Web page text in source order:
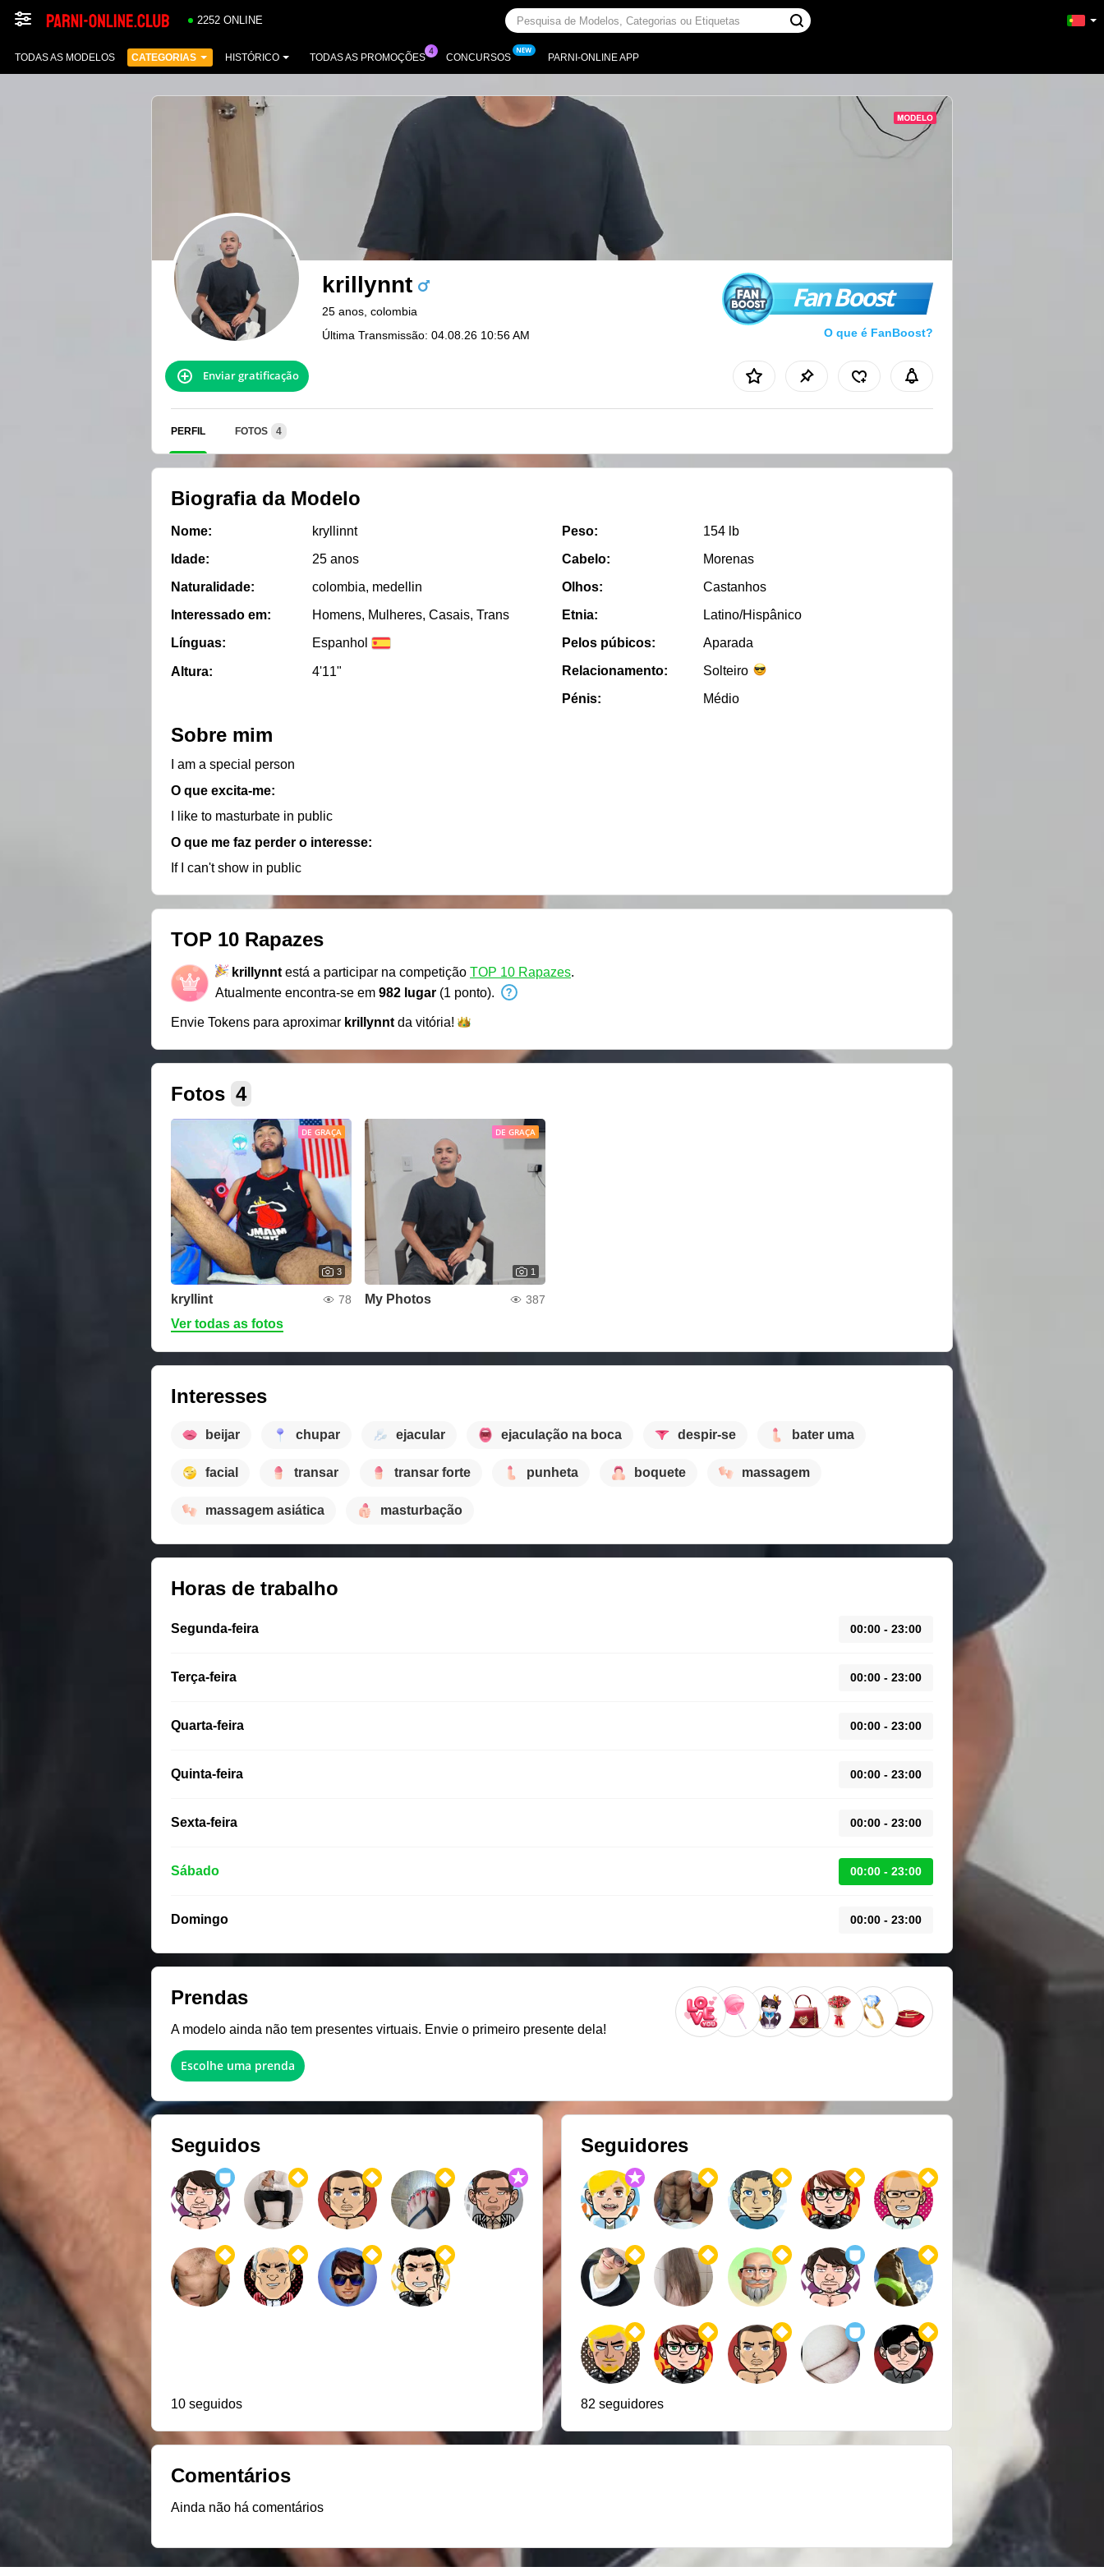
2252 ONLINE
TODAS AS MODELOS CATEGORIAS HISTÓRICO TODAS AS PROMOÇÕES CONCURSOS PARNI-ONLINE APP
krillynnt
25 anos, colombia
Última Transmissão: 04.08.26 10:56 AM
Fan Boost
O que é FanBoost?
Enviar gratificação
PERFIL FOTOS 4
Biografia da Modelo
Nome:
kryllinnt
Idade:
25 anos
Naturalidade:
colombia, medellin
Interessado em:
Homens, Mulheres, Casais, Trans
Línguas:
Espanhol
Altura: 4'11"
Peso:
154 lb
Cabelo:
Morenas
Olhos:
Castanhos
Etnia:
Latino/Hispânico
Pelos púbicos:
Aparada
Relacionamento:
Solteiro
Pénis:
Médio
Sobre mim
I am a special person
O que excita-me:
I like to masturbate in public
O que me faz perder o interesse:
If I can't show in public
TOP 10 Rapazes
krillynnt está a participar na competição TOP 10 Rapazes.
Atualmente encontra-se em 982 lugar (1 ponto).
Envie Tokens para aproximar krillynnt da vitória!
Fotos 4
DE GRAÇA
3
kryllint 78
DE GRAÇA
1
My Photos 387
Ver todas as fotos
Interesses
beijar chupar ejacular ejaculação na boca despir-se bater uma
facial transar transar forte punheta boquete massagem
massagem asiática masturbação
Horas de trabalho
Segunda-feira 00:00 - 23:00
Terça-feira 00:00 - 23:00
Quarta-feira 00:00 - 23:00
Quinta-feira 00:00 - 23:00
Sexta-feira 00:00 - 23:00
Sábado 00:00 - 23:00
Domingo 00:00 - 23:00
Prendas
A modelo ainda não tem presentes virtuais. Envie o primeiro presente dela!
Escolhe uma prenda
Seguidos
10 seguidos
Seguidores
82 seguidores
Comentários
Ainda não há comentários